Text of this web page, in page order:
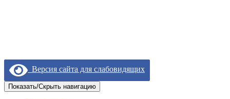
Версия сайта для слабовидящих
Показать/Скрыть навигацию